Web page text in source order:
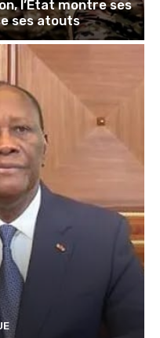
l’État montre ses
ses atouts